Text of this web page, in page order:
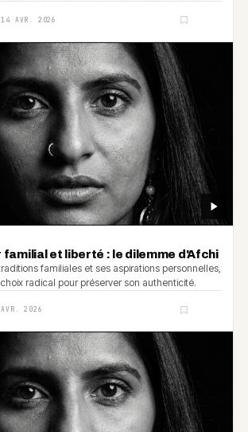
14 AVR. 2026
familial et liberté : le dilemme d'Afchi
familiales et ses aspirations personnelles,
radical pour préserver son authenticité.
2026